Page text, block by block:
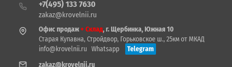
+7(495) 133 7630
zakaz@krovelnii.ru
Офис продаж+ Склад, г. Щербинка, Южная 10
Старая Купавна, Стройдвор, Горьковское ш., 25км от МКАД
info@krovelnii.ru
Whatsapp
Telegram
zakaz@krovelnii.ru